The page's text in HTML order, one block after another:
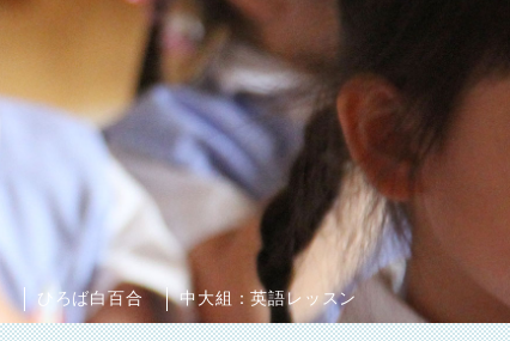
ひろば白百合 中大組：英語レッスン